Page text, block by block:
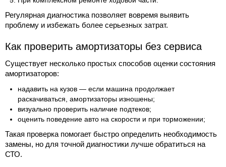
Регулярная диагностика позволяет вовремя выявить
проблему и избежать более серьезных затрат.
Как проверить амортизаторы без сервиса
Существует несколько простых способов оценки состояния
амортизаторов:
надавить на кузов — если машина продолжает
раскачиваться, амортизаторы изношены;
визуально проверить наличие подтеков;
оценить поведение авто на скорости и при торможении;
Такая проверка помогает быстро определить необходимость
замены, но для точной диагностики лучше обратиться на
СТО.